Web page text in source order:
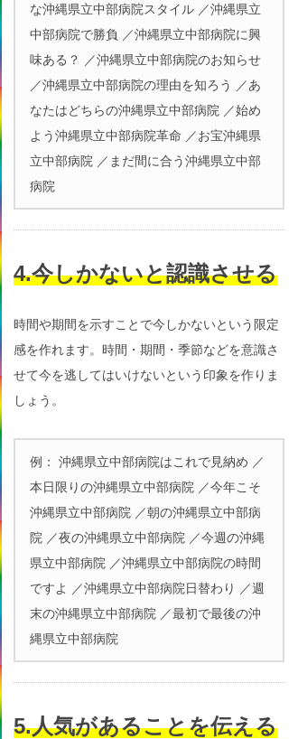
な沖縄県立中部病院スタイル ／沖縄県立
中部病院で勝負 ／沖縄県立中部病院に興
味ある？ ／沖縄県立中部病院のお知らせ
／沖縄県立中部病院の理由を知ろう ／あ
なたはどちらの沖縄県立中部病院 ／始め
よう沖縄県立中部病院革命 ／お宝沖縄県
立中部病院 ／まだ間に合う沖縄県立中部
病院
4.今しかないと認識させる
時間や期間を示すことで今しかないという限定
感を作れます。時間・期間・季節などを意識さ
せて今を逃してはいけないという印象を作りま
しょう。
例： 沖縄県立中部病院はこれで見納め ／
本日限りの沖縄県立中部病院 ／今年こそ
沖縄県立中部病院 ／朝の沖縄県立中部病
院 ／夜の沖縄県立中部病院 ／今週の沖縄
県立中部病院 ／沖縄県立中部病院の時間
ですよ ／沖縄県立中部病院日替わり ／週
末の沖縄県立中部病院 ／最初で最後の沖
縄県立中部病院
5.人気があることを伝える